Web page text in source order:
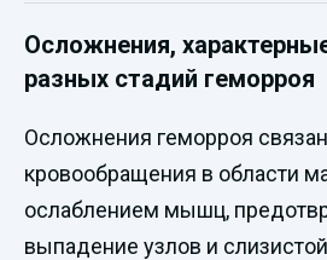
Осложнения,
разных стадий геморроя
Осложнения геморроя
кровообращения в области
ослаблением мышц,
выпадение узлов и